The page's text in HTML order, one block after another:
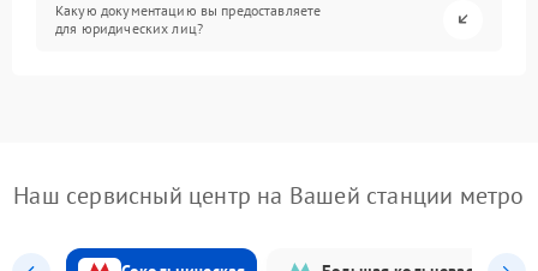
Какую документацию вы предоставляете
для юридических лиц?
Наш сервисный центр на Вашей станции метро